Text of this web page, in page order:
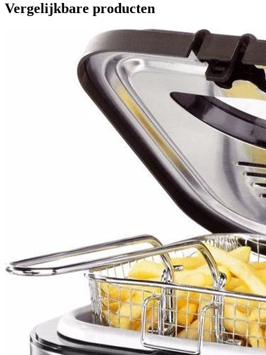
Vergelijkbare producten